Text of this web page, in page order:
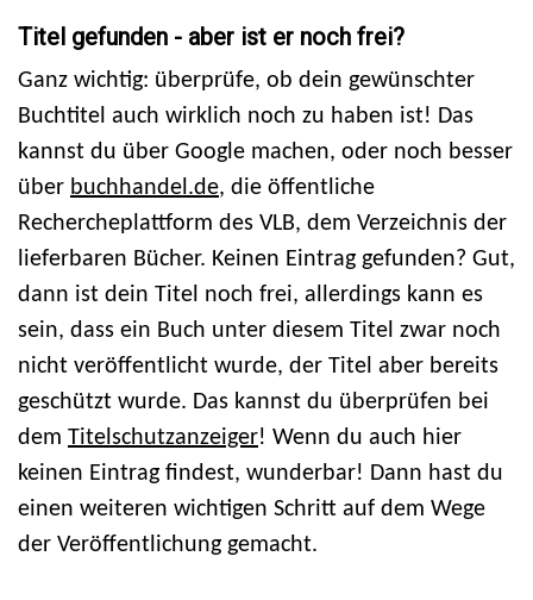
Titel gefunden - aber ist er noch frei?
Ganz wichtig: überprüfe, ob dein gewünschter
Buchtitel auch wirklich noch zu haben ist! Das
kannst du über Google machen, oder noch besser
über buchhandel.de, die öffentliche
Rechercheplattform des VLB, dem Verzeichnis der
lieferbaren Bücher. Keinen Eintrag gefunden? Gut,
dann ist dein Titel noch frei, allerdings kann es
sein, dass ein Buch unter diesem Titel zwar noch
nicht veröffentlicht wurde, der Titel aber bereits
geschützt wurde. Das kannst du überprüfen bei
dem Titelschutzanzeiger! Wenn du auch hier
keinen Eintrag findest, wunderbar! Dann hast du
einen weiteren wichtigen Schritt auf dem Wege
der Veröffentlichung gemacht.